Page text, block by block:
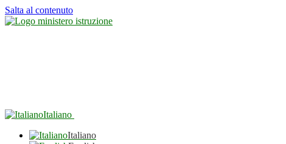
Salta al contenuto
Italiano
Italiano